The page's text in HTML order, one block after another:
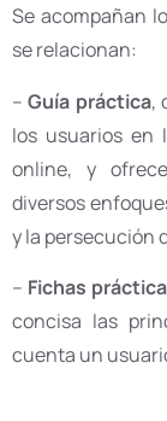
Se acompañan
se relacionan:
–Guía práctica,
los usuarios en
online, y
diversos
y la persecución
– Fichas
concisa las
cuenta un